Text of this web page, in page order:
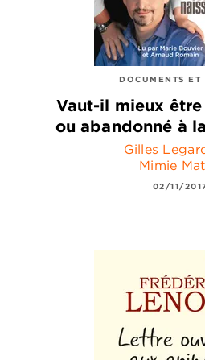
DOCUMENTS ET
Vaut-il mieux
ou abandonné à
Gilles
Mimie
02/11/